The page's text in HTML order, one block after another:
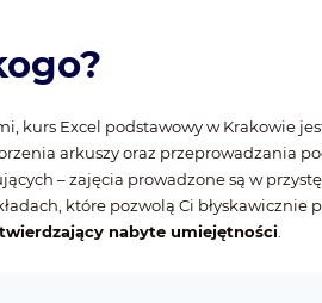
kurs Excel podstawowy w Krakowie
arkuszy oraz przeprowadzania
– zajęcia prowadzone są w
które pozwolą Ci
nabyte umiejętności